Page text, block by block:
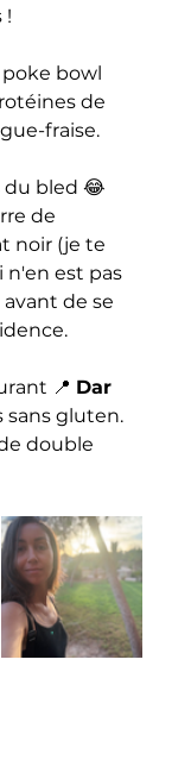
!
bowl
de
fraise.
du bled 😂
de
noir (je te
est pas
de se
📍 Dar
sans gluten.
double